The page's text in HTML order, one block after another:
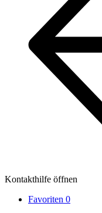
Kontakthilfe öffnen
Favoriten 0